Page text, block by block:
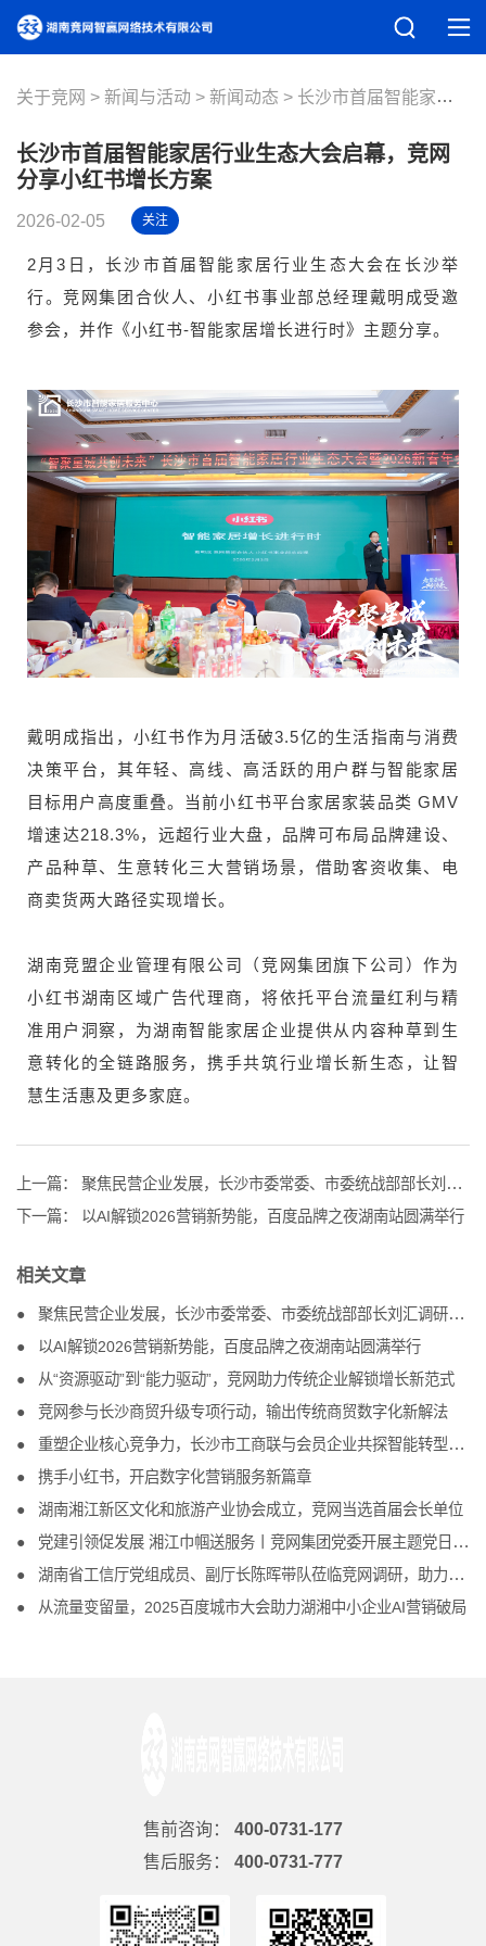
关于竞网 新闻与活动 新闻动态 长沙市首届智能家居行业生态大会启幕，竞网分享小红书增长方案
长沙市首届智能家居行业生态大会启幕，竞网
分享小红书增长方案
2026-02-05 关注
2月3日，长沙市首届智能家居行业生态大会在长沙举
行。竞网集团合伙人、小红书事业部总经理戴明成受邀
参会，并作《小红书-智能家居增长进行时》主题分享。
戴明成指出，小红书作为月活破3.5亿的生活指南与消费
决策平台，其年轻、高线、高活跃的用户群与智能家居
目标用户高度重叠。当前小红书平台家居家装品类 GMV
增速达218.3%，远超行业大盘，品牌可布局品牌建设、
产品种草、生意转化三大营销场景，借助客资收集、电
商卖货两大路径实现增长。
湖南竞盟企业管理有限公司（竞网集团旗下公司）作为
小红书湖南区域广告代理商，将依托平台流量红利与精
准用户洞察，为湖南智能家居企业提供从内容种草到生
意转化的全链路服务，携手共筑行业增长新生态，让智
慧生活惠及更多家庭。
上一篇：
聚焦民营企业发展，长沙市委常委、市委统战部部长刘汇调研竞网
下一篇：
以AI解锁2026营销新势能，百度品牌之夜湖南站圆满举行
相关文章
聚焦民营企业发展，长沙市委常委、市委统战部部长刘汇调研竞网
以AI解锁2026营销新势能，百度品牌之夜湖南站圆满举行
从“资源驱动”到“能力驱动”，竞网助力传统企业解锁增长新范式
竞网参与长沙商贸升级专项行动，输出传统商贸数字化新解法
重塑企业核心竞争力，长沙市工商联与会员企业共探智能转型新路径
携手小红书，开启数字化营销服务新篇章
湖南湘江新区文化和旅游产业协会成立，竞网当选首届会长单位
党建引领促发展 湘江巾帼送服务丨竞网集团党委开展主题党日活动
湖南省工信厅党组成员、副厅长陈晖带队莅临竞网调研，助力互联网企业发展
从流量变留量，2025百度城市大会助力湖湘中小企业AI营销破局
售前咨询：
400-0731-177
售后服务：
400-0731-777